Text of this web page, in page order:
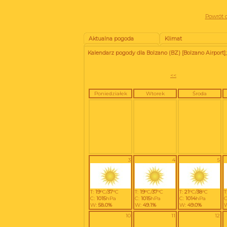
Powrót
Aktualna pogoda Klimat
Kalendarz pogody dla Bolzano (BZ) [Bolzano
<<
Poniedziałek Wtorek Środa
3
T: 19°C/37°C
C: 1015hPa
W: 58.0%
4
T: 19°C/37°C
C: 1015hPa
W: 49.1%
5
T: 21°C/38°C
C: 1014hPa
W: 49.0%
10
11 12